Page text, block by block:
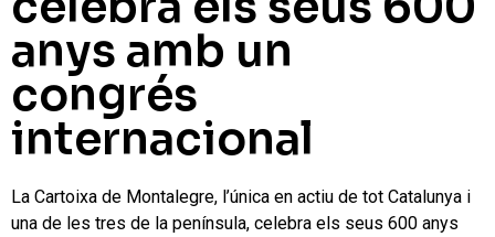
anys amb un
congrés
internacional
La Cartoixa de Montalegre, l’única en actiu de tot Catalunya i
una de les tres de la península, celebra els seus 600 anys